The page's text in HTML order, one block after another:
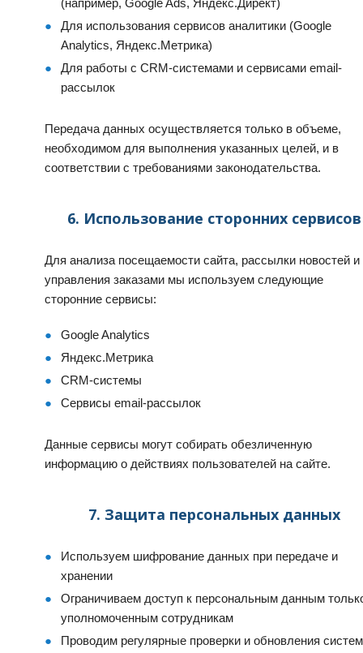
(например, Google Ads, Яндекс.Директ)
Для использования сервисов аналитики (Google
Analytics, Яндекс.Метрика)
Для работы с CRM-системами и сервисами email-
рассылок
Передача данных осуществляется только в объеме,
необходимом для выполнения указанных целей, и в
соответствии с требованиями законодательства.
6. Использование сторонних сервисов
Для анализа посещаемости сайта, рассылки новостей и
управления заказами мы используем следующие
сторонние сервисы:
Google Analytics
Яндекс.Метрика
CRM-системы
Сервисы email-рассылок
Данные сервисы могут собирать обезличенную
информацию о действиях пользователей на сайте.
7. Защита персональных данных
Используем шифрование данных при передаче и
хранении
Ограничиваем доступ к персональным данным
уполномоченным сотрудникам
Проводим регулярные проверки и обновления систем